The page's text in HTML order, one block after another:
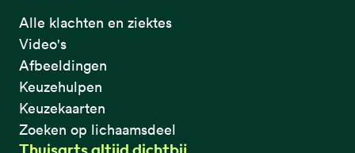
Alle klachten en ziektes
Video's
Afbeeldingen
Keuzehulpen
Keuzekaarten
Zoeken op lichaamsdeel